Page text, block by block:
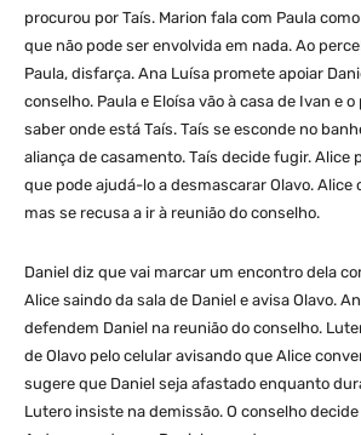
procurou por Taís. Marion fala com Paula
que não pode ser envolvida em nada. Ao
Paula, disfarça. Ana Luísa promete apoiar
conselho. Paula e Eloísa vão à casa de Ivan e
saber onde está Taís. Taís se esconde no
aliança de casamento. Taís decide fugir. Alice
que pode ajudá-lo a desmascarar Olavo. Alice
mas se recusa a ir à reunião do conselho.
Daniel diz que vai marcar um encontro dela
Alice saindo da sala de Daniel e avisa Olavo.
defendem Daniel na reunião do conselho.
de Olavo pelo celular avisando que Alice
sugere que Daniel seja afastado enquanto
Lutero insiste na demissão. O conselho